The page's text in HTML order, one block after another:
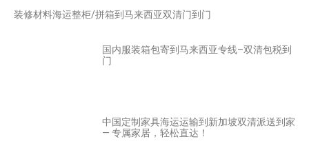
装修材料海运整柜/拼箱到马来西亚双清门到门
国内服装箱包寄到马来西亚专线–双清包税到
门
中国定制家具海运运输到新加坡双清派送到家
— 专属家居，轻松直达！